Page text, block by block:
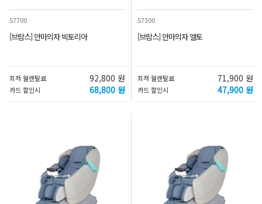
S7700
[브람스] 안마의자 빅토리아
최저 월렌탈료 92,800 원
카드 할인시 68,800 원
S7300
[브람스] 안마의자 앨토
최저 월렌탈료 71,900 원
카드 할인시 47,900 원